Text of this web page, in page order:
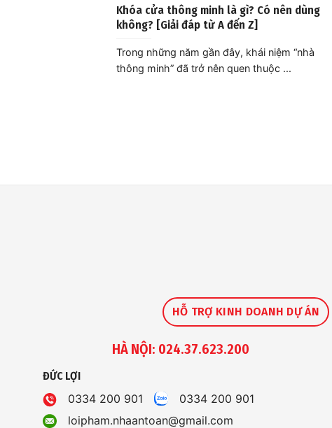
Khóa cửa thông minh là gì? Có nên dùng
không? [Giải đáp từ A đến Z]
Trong những năm gần đây, khái niệm “nhà
thông minh” đã trở nên quen thuộc ...
HỖ TRỢ KINH DOANH DỰ ÁN
HÀ NỘI: 024.37.623.200
ĐỨC LỢI
0334 200 901
0334 200 901
loipham.nhaantoan@gmail.com